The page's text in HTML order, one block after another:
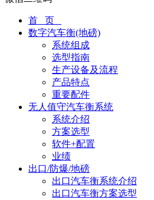
首 页
数字汽车衡(地磅)
系统组成
选型指南
生产设备及流程
产品特点
重要配件
无人值守汽车衡系统
系统介绍
方案选型
软件+配置
业绩
出口/防爆/地磅
出口汽车衡系统介绍
出口汽车衡方案选型